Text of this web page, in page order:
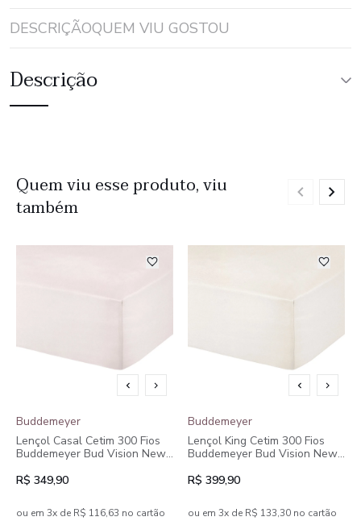
DESCRIÇÃOQUEM VIU GOSTOU
Descrição
Quem viu esse produto, viu
também
Buddemeyer
Lençol Casal Cetim 300 Fios
Buddemeyer Bud Vision New
Penteado Rosa
R$ 349,90
ou em 3x de R$ 116,63 no cartão
Buddemeyer
Lençol King Cetim 300 Fios
Buddemeyer Bud Vision New
Penteado Rosa
R$ 399,90
ou em 3x de R$ 133,30 no cartão